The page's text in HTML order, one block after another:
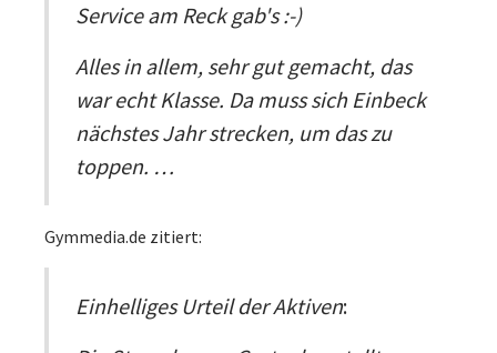
Service am Reck gab's :-)
Alles in allem, sehr gut gemacht, das
war echt Klasse. Da muss sich Einbeck
nächstes Jahr strecken, um das zu
toppen. …
Gymmedia.de zitiert:
Einhelliges Urteil der Aktiven: